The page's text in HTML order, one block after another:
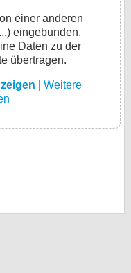
einer anderen
eingebunden.
Daten zu der
übertragen.
Weitere